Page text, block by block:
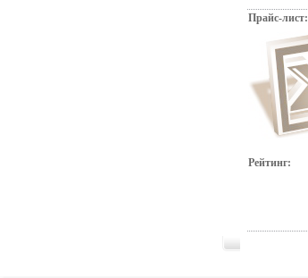
Прайс-лист:
Рейтинг: